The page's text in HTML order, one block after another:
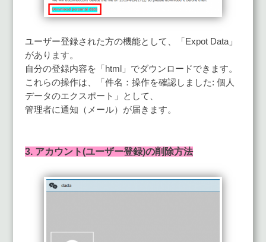
ユーザー登録された方の機能として、「Expot Data」
があります。
自分の登録内容を「html」でダウンロードできます。
これらの操作は、「件名：操作を確認しました: 個人
データのエクスポート」として、
管理者に通知（メール）が届きます。
3. アカウント(ユーザー登録)の削除方法